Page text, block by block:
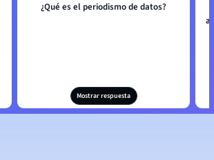
¿Qué es el periodismo de datos?
Mostrar respuesta